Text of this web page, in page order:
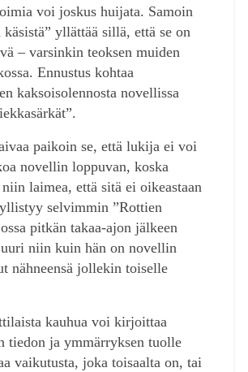
voi joskus huijata. Samoin
yllättää sillä, että se on
– varsinkin teoksen muiden
Ennustus kohtaa
kaksoisolennosta novellissa
paikoin se, että lukija ei voi
novellin loppuvan, koska
laimea, että sitä ei oikeastaan
selvimmin ”Rottien
pitkän takaa-ajon jälkeen
niin kuin hän on novellin
nähneensä jollekin toiselle
kauhua voi kirjoittaa
tiedon ja ymmärryksen tuolle
vaikutusta, joka toisaalta on, tai